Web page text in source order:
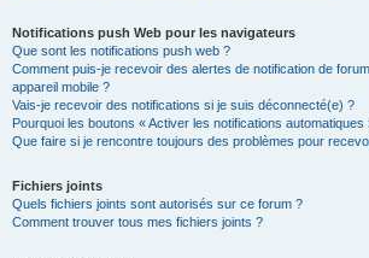
Notifications push Web pour les navigateurs
Que sont les notifications push web ?
Comment puis-je recevoir des alertes de notification de
appareil mobile ?
Vais-je recevoir des notifications si je suis déconnecté(e) ?
Pourquoi les boutons « Activer les notifications
Que faire si je rencontre toujours des problèmes pour
Fichiers joints
Quels fichiers joints sont autorisés sur ce forum ?
Comment trouver tous mes fichiers joints ?